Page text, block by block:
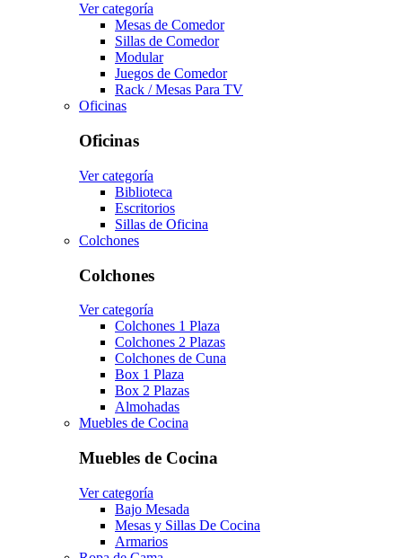
Ver categoría
Mesas de Comedor
Sillas de Comedor
Modular
Juegos de Comedor
Rack / Mesas Para TV
Oficinas
Oficinas
Ver categoría
Biblioteca
Escritorios
Sillas de Oficina
Colchones
Colchones
Ver categoría
Colchones 1 Plaza
Colchones 2 Plazas
Colchones de Cuna
Box 1 Plaza
Box 2 Plazas
Almohadas
Muebles de Cocina
Muebles de Cocina
Ver categoría
Bajo Mesada
Mesas y Sillas De Cocina
Armarios